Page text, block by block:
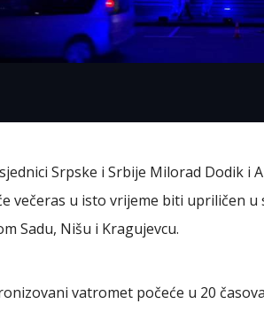
Srpske i Srbije Milorad Dodik i
večeras u isto vrijeme biti upriličen
Sadu, Nišu i Kragujevcu.
vatromet počeće u 20